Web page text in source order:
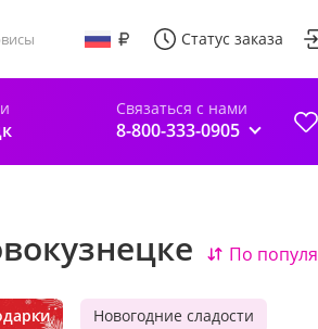
Статус заказа
Связаться с нами
8-800-333-0905
По
Новогодние сладости